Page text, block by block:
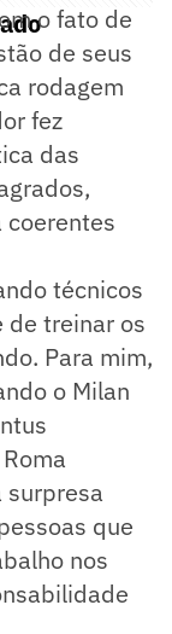
o fato de
de seus
rodagem
fez
das
técnicos
de treinar os
Para mim,
o Milan
surpresa
que
nos